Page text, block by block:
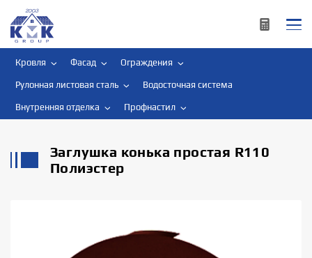
Кровля Фасад Ограждения
Рулонная листовая сталь Водосточная система
Внутренняя отделка Профнастил
Заглушка конька простая R110
Полиэстер